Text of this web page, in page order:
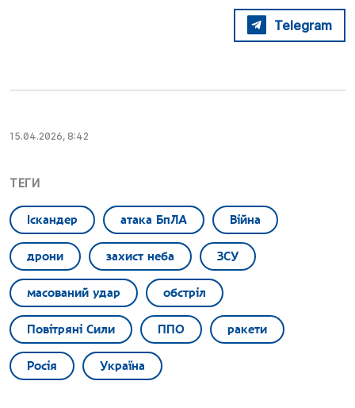
Telegram
15.04.2026, 8:42
ТЕГИ
Іскандер атака БпЛА Війна
дрони захист неба ЗСУ
масований удар обстріл
Повітряні Сили ППО ракети
Росія Україна